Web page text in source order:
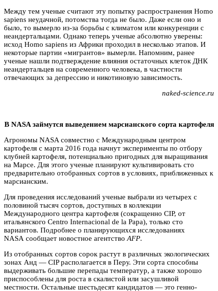
Между тем ученые считают эту попытку распространения Homo
sapiens неудачной, потомства тогда не было. Даже если оно и
было, то вымерло из-за борьбы с климатом или конкуренции с
неандертальцами. Однако теперь ученые абсолютно уверены:
исход Homo sapiens из Африки проходил в несколько этапов. И
некоторые партии «мигрантов» вымерли. Напомним, ранее
ученые нашли подтверждение влияния остаточных клеток ДНК
неандертальцев на современного человека, в частности
отвечающих за депрессию и никотиновую зависимость.
naked-science.ru
В NASA займутся выведением марсианского сорта картофеля
Агрономы NASA совместно с Международным центром
картофеля с марта 2016 года начнут эксперименты по отбору
клубней картофеля, потенциально пригодных для выращивания
на Марсе. Для этого ученые планируют культивировать сто
предварительно отобранных сортов в условиях, приближенных к
марсианским.
Для проведения исследований ученые выбрали из четырех с
половиной тысяч сортов, доступных в коллекции
Международного центра картофеля (сокращенно CIP, от
итальянского Centro Internacional de la Papa), только сто
вариантов. Подробнее о планирующихся исследованиях
NASA сообщает новостное агентство AFP.
Из отобранных сортов сорок растут в различных экологических
зонах Анд — CIP располагается в Перу. Эти сорта способны
выдерживать большие перепады температур, а также хорошо
приспособлены для роста в скалистой или засушливой
местности. Остальные шестьдесят кандидатов — это генно-